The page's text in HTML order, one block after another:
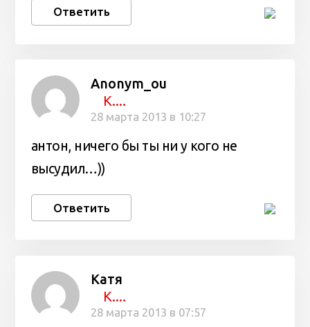
Ответить
Anonym_ou
К....
28 марта 2013 в 10:27
антон, ничего бы ты ни у кого не
высудил…))
Ответить
Катя
К....
28 марта 2013 в 07:57